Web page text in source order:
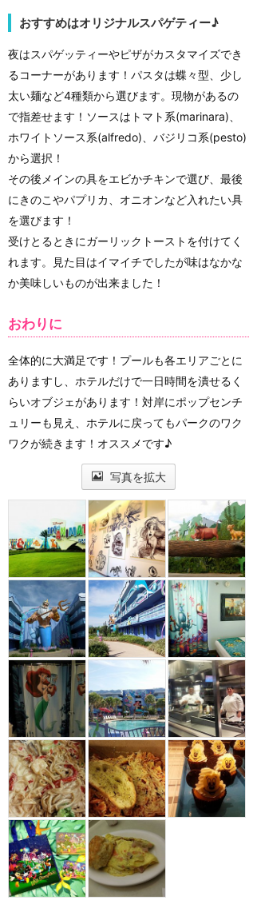
おすすめはオリジナルスパゲティー♪
夜はスパゲッティーやピザがカスタマイズでき
るコーナーがあります！パスタは蝶々型、少し
太い麺など4種類から選びます。現物があるの
で指差せます！ソースはトマト系(marinara)、
ホワイトソース系(alfredo)、バジリコ系(pesto)
から選択！
その後メインの具をエビかチキンで選び、最後
にきのこやパプリカ、オニオンなど入れたい具
を選びます！
受けとるときにガーリックトーストを付けてく
れます。見た目はイマイチでしたが味はなかな
か美味しいものが出来ました！
おわりに
全体的に大満足です！プールも各エリアごとに
ありますし、ホテルだけで一日時間を潰せるく
らいオブジェがあります！対岸にポップセンチ
ュリーも見え、ホテルに戻ってもパークのワク
ワクが続きます！オススメです♪
写真を拡大